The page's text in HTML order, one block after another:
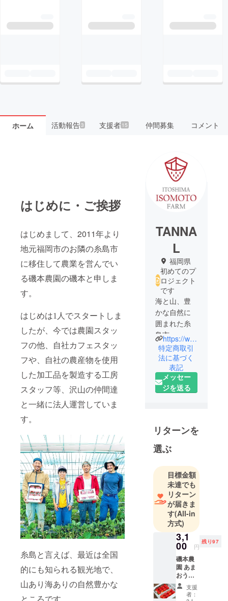
ホーム 活動報告3 支援者 15 仲間募集 コメント
はじめに・ご挨拶
はじめまして、2011年より
地元福岡市のお隣の糸島市
に移住して農業を営んでい
る磯本農園の磯本と申しま
す。
はじめは1人でスタートしま
したが、今では農園スタッ
フの他、自社カフェスタッ
フや、自社の農産物を使用
した加工品を製造する工房
スタッフ等、沢山の仲間達
と一緒に法人運営していま
す。
糸島と言えば、最近は全国
的にも知られる観光地で、
山あり海ありの自然豊かな
ところです。
TANNA
L
福岡県
初めてのプ
ロジェクト
です
海と山、豊
かな自然に
囲まれた糸
島市。
人気の観光
地として県
外にもその
名を知られ
るように
そんな糸島
半島の中
程、秋には
稲の掛け干
し風景が見
られる、志
摩吉田とい
う地区で、
2011年4月磯
本農園はそ
んな糸島の
自然と向き
合う事から
始まりまし
た。
https://www.isomoto-nouen.com/
特定商取引
法に基づく
表記
メッセー
ジを送る
リターンを
選ぶ
目標金額
未達でも
リターン
が届きま
す(All-in
方式)
3,1
00 円
残り97
磯本農
園 あま
おう平
詰め
パック
支援
者：